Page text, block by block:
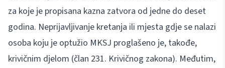
za koje je propisana kazna zatvora od jedne do deset
godina. Neprijavljivanje kretanja ili mjesta gdje se nalazi
osoba koju je optužio MKSJ proglašeno je, takođe,
krivičnim djelom (član 231. Krivičnog zakona). Međutim,